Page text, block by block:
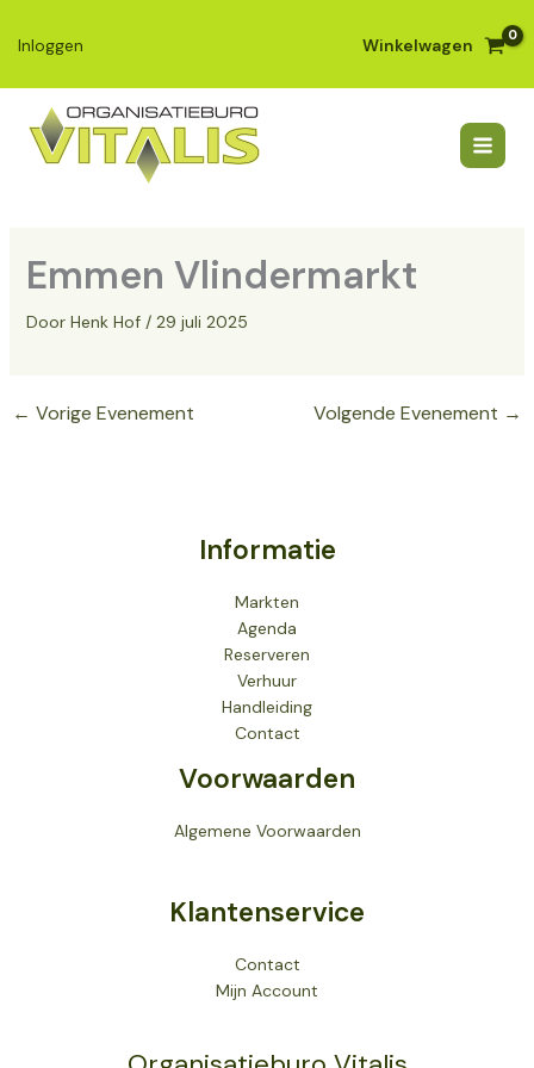
naar
inhoud
Inloggen Winkelwagen
Emmen Vlindermarkt
Door Henk Hof / 29 juli 2025
← Vorige Evenement Volgende Evenement →
Informatie
Markten
Agenda
Reserveren
Verhuur
Handleiding
Contact
Voorwaarden
Algemene Voorwaarden
Klantenservice
Contact
Mijn Account